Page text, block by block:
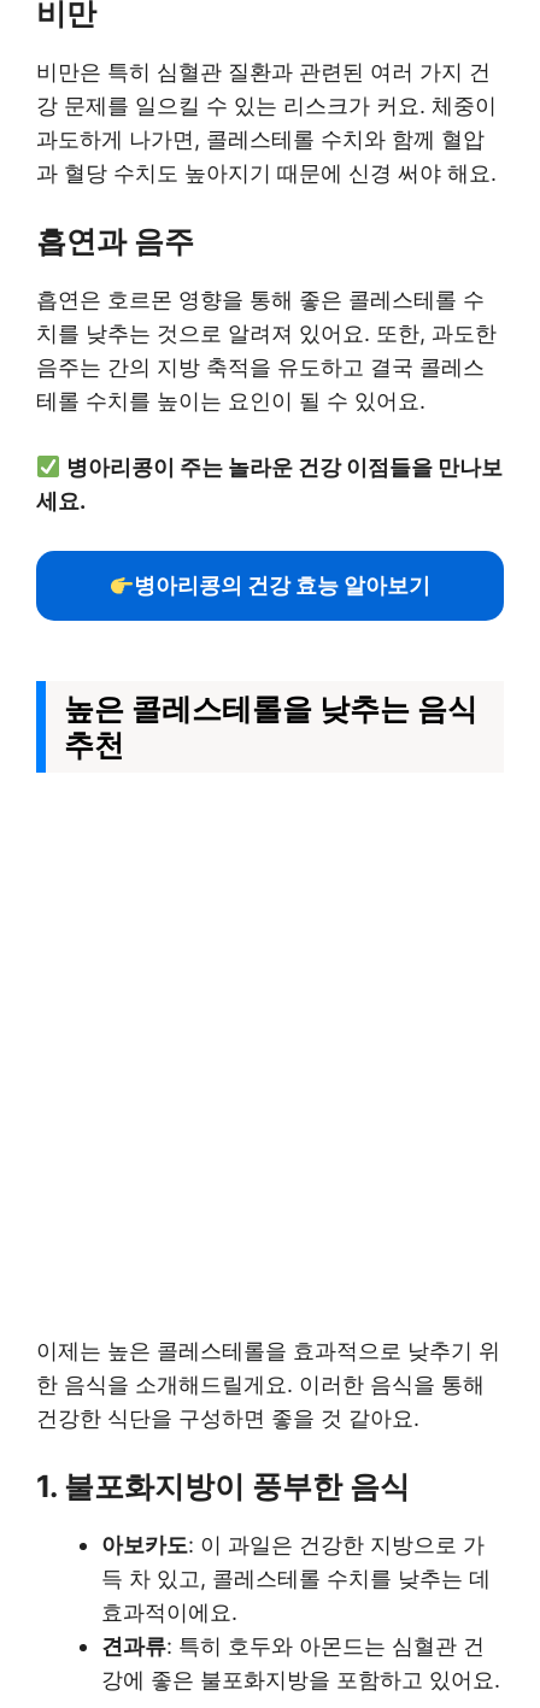
비만
비만은 특히 심혈관 질환과 관련된 여러 가지 건
강 문제를 일으킬 수 있는 리스크가 커요. 체중이
과도하게 나가면, 콜레스테롤 수치와 함께 혈압
과 혈당 수치도 높아지기 때문에 신경 써야 해요.
흡연과 음주
흡연은 호르몬 영향을 통해 좋은 콜레스테롤 수
치를 낮추는 것으로 알려져 있어요. 또한, 과도한
음주는 간의 지방 축적을 유도하고 결국 콜레스
테롤 수치를 높이는 요인이 될 수 있어요.
병아리콩이 주는 놀라운 건강 이점들을 만나보
세요.
병아리콩의 건강 효능 알아보기
높은 콜레스테롤을 낮추는 음식
추천
이제는 높은 콜레스테롤을 효과적으로 낮추기 위
한 음식을 소개해드릴게요. 이러한 음식을 통해
건강한 식단을 구성하면 좋을 것 같아요.
1. 불포화지방이 풍부한 음식
아보카도: 이 과일은 건강한 지방으로 가
득 차 있고, 콜레스테롤 수치를 낮추는 데
효과적이에요.
견과류: 특히 호두와 아몬드는 심혈관 건
강에 좋은 불포화지방을 포함하고 있어요.